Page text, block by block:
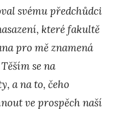
svému předchůdci
které fakultě
pro mě znamená
se na
a na to, čeho
ve prospěch naší